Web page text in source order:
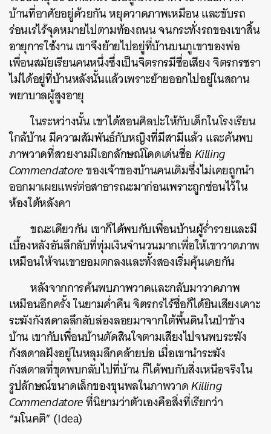
บ้านที่อาศัยอยู่ด้วยกัน หยุดวาดภาพเหมือน และขับรถ
ร่อนเร่ไร้จุดหมายไปตามท้องถนน จนกระทั่งรถของเขาสิ้น
อายุการใช้งาน เขาจึงย้ายไปอยู่ที่บ้านบนภูเขาของพ่อ
เพื่อนสมัยเรียนคนหนึ่งซึ่งเป็นจิตรกรมีชื่อเสียง จิตรกรชรา
ไม่ได้อยู่ที่บ้านหลังนั้นแล้วเพราะย้ายออกไปอยู่ในสถาน
พยาบาลผู้สูงอายุ
ในระหว่างนั้น เขาได้สอนศิลปะให้กับเด็กในโรงเรียน
ใกล้บ้าน มีความสัมพันธ์กับหญิงที่มีสามีแล้ว และค้นพบ
ภาพวาดที่สวยงามมีเอกลักษณ์โดดเด่นชื่อKilling
Commendatoreของเจ้าของบ้านคนเดิมซึ่งไม่เคยถูกนำ
ออกมาเผยแพร่ต่อสาธารณะมาก่อนเพราะถูกซ่อนไว้ใน
ห้องใต้หลังคา
ขณะเดียวกัน เขาก็ได้พบกับเพื่อนบ้านผู้ร่ำรวยและมี
เบื้องหลังอันลึกลับที่ทุ่มเงินจำนวนมากเพื่อให้เขาวาดภาพ
เหมือนให้จนเขายอมตกลงและทั้งสองเริ่มคุ้นเคยกัน
หลังจากการค้นพบภาพวาดและกลับมาวาดภาพ
เหมือนอีกครั้ง ในยามค่ำคืน จิตรกรไร้ชื่อก็ได้ยินเสียงเคาะ
ระฆังกังสดาลลึกลับล่องลอยมาจากใต้พื้นดินในป่าข้าง
บ้าน เขากับเพื่อนบ้านตัดสินใจตามเสียงไปจนพบระฆัง
กังสดาลฝังอยู่ในหลุมลึกคล้ายบ่อ เมื่อเขานำระฆัง
กังสดาลที่ขุดพบกลับไปที่บ้าน ก็ได้พบกับสิ่งเหนือจริงใน
รูปลักษณ์ขนาดเล็กของขุนพลในภาพวาดKilling
Commendatoreที่นิยามว่าตัวเองคือสิ่งที่เรียกว่า
“มโนคติ” (Idea)